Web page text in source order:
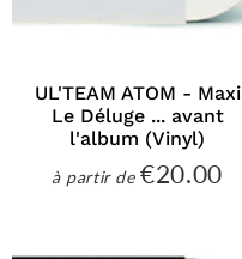
UL'TEAM ATOM - Maxi
Le Déluge ... avant
l'album (Vinyl)
à partir dePrix
€20.00